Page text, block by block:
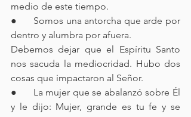
medio de este tiempo.
●      Somos una antorcha que arde por
dentro y alumbra por afuera.
Debemos dejar que el Espíritu Santo
nos sacuda la mediocridad. Hubo dos
cosas que impactaron al Señor.
●      La mujer que se abalanzó sobre Él
y le dijo: Mujer, grande es tu fe y se